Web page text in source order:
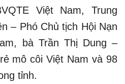
Việt Nam, Trung
– Phó Chủ tịch Hội Nạn
bà Trần Thị Dung –
mô côi Việt Nam và 98
tỉnh.